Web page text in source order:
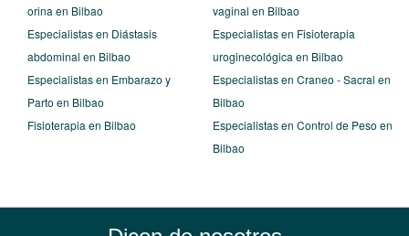
orina en Bilbao
Especialistas en Diástasis
abdominal en Bilbao
Especialistas en Embarazo y
Parto en Bilbao
Fisioterapia en Bilbao
vaginal en Bilbao
Especialistas en Fisioterapia
uroginecológica en Bilbao
Especialistas en Craneo - Sacral en
Bilbao
Especialistas en Control de Peso en
Bilbao